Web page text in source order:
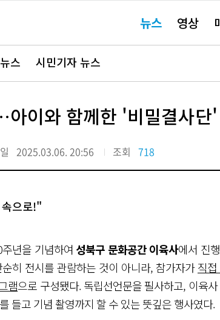
요뉴스 영상
스 시민기자 뉴스
이와 함께한 '비밀결사단
2025.03.06. 20:56 조회 718
으로!"
년을 기념하여 성북구 문화공간 이육사에서 진
히 전시를 관람하는 것이 아니라, 참가자가직
램으로 구성됐다. 독립선언문을 필사하고, 이육사
들고 기념 촬영까지 할 수 있는 뜻깊은 행사였다.